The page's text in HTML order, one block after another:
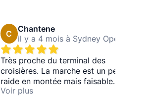
C
Chantene
Très proche du terminal des
croisières. La marche est un peu
raide en montée mais faisable.
Dépose et prise en charge rapides
Voir plus